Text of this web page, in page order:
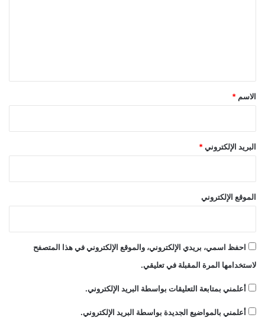
*
الاسم *
البريد الإلكتروني*
الموقع الإلكتروني
احفظ اسمي، بريدي الإلكتروني، والموقع الإلكتروني في هذا المتصفح
لاستخدامها المرة المقبلة في تعليقي.
أعلمني بمتابعة التعليقات بواسطة البريد الإلكتروني.
أعلمني بالمواضيع الجديدة بواسطة البريد الإلكتروني.